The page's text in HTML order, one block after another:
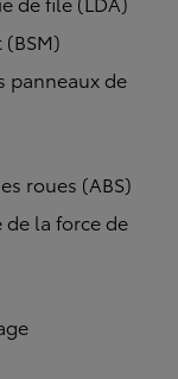
panneaux de
roues (ABS)
la force de